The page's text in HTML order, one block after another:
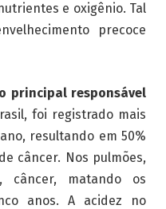
e oxigênio. Tal
precoce
principal responsável
foi registrado mais
resultando em 50%
câncer. Nos pulmões,
câncer, matando os
anos. A acidez no